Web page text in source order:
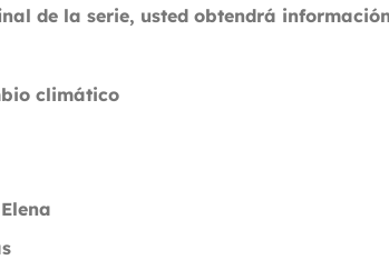
de la serie, usted obtendrá
climático